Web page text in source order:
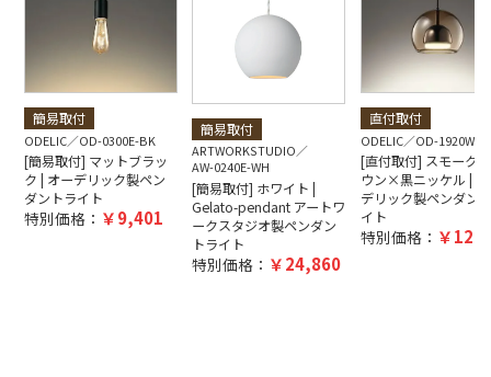
簡易取付
ODELIC OD-0300E-BK
[簡易取付] マットブラッ
ク | オーデリック製ペン
ダントライト
特別価格： 9,401
簡易取付
ARTWORKSTUDIO
AW-0240E-WH
[簡易取付] ホワイト |
Gelato-pendant アートワ
ークスタジオ製ペンダン
トライト
特別価格： 24,860
直付取付
ODELIC OD-1920W-
[直付取付] スモーク
ウン×黒ニッケル |
デリック製ペンダン
イト
特別価格：